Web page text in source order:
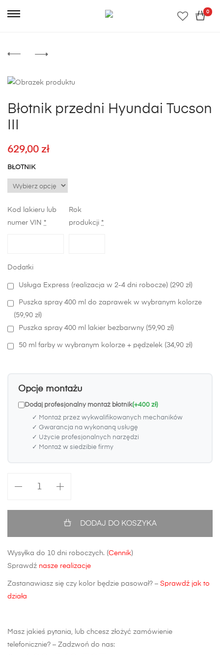
0
Błotnik przedni Hyundai Tucson
629,00 zł
BŁOTNIK
Kod lakieru lub
numer VIN *
Rok
produkcji *
Dodatki
Usługa Express (realizacja w 2-4 dni robocze) (290 zł)
Puszka spray 400 ml do zaprawek w wybranym kolorze
(59,90 zł)
Puszka spray 400 ml lakier bezbarwny (59,90 zł)
50 ml farby w wybranym kolorze + pędzelek (34,90 zł)
Opcje montażu
Dodaj profesjonalny montaż błotnik(+400 zł)
✓ Montaż przez wykwalifikowanych mechaników
✓ Gwarancja na wykonaną usługę
✓ Użycie profesjonalnych narzędzi
✓ Montaż w siedzibie firmy
DODAJ DO KOSZYKA
Wysyłka do 10 dni roboczych. (Cennik)
Sprawdź nasze realizacje
Zastanawiasz się czy kolor będzie pasował? – Sprawdź jak to
działa
Masz jakieś pytania, lub chcesz złożyć zamówienie
telefonicznie? – Zadzwoń do nas: